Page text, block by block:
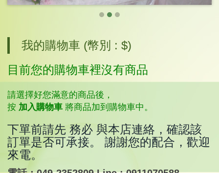
我的購物車 (幣別 : $)
目前您的購物車裡沒有商品
請選擇好您滿意的商品後，
按 加入購物車 將商品加到購物車中。
下單前請先 務必 與本店連絡，確認該
訂單是否可承接。 謝謝您的配合，歡迎
來電。